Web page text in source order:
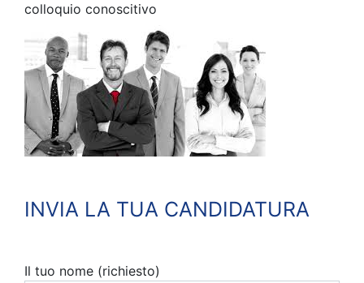
colloquio conoscitivo
INVIA LA TUA CANDIDATURA
Il tuo nome (richiesto)